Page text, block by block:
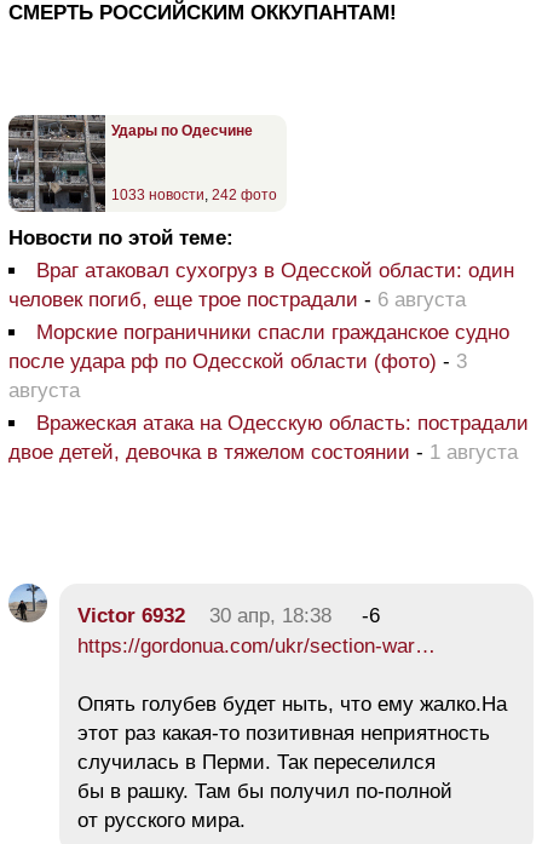
СМЕРТЬ РОССИЙСКИМ ОККУПАНТАМ!
Удары по Одесчине
1033 новости, 242 фото
Новости по этой теме:
Враг атаковал сухогруз в Одесской области: один
человек погиб, еще трое пострадали - 6 августа
Морские пограничники спасли гражданское судно
после удара рф по Одесской области (фото) - 3
августа
Вражеская атака на Одесскую область: пострадали
двое детей, девочка в тяжелом состоянии - 1 августа
Victor 6932 30 апр, 18:38
-6
https://gordonua.com/ukr/section-war…
Опять голубев будет ныть, что ему жалко.На
этот раз какая-то позитивная неприятность
случилась в Перми. Так переселился
бы в рашку. Там бы получил по-полной
от русского мира.